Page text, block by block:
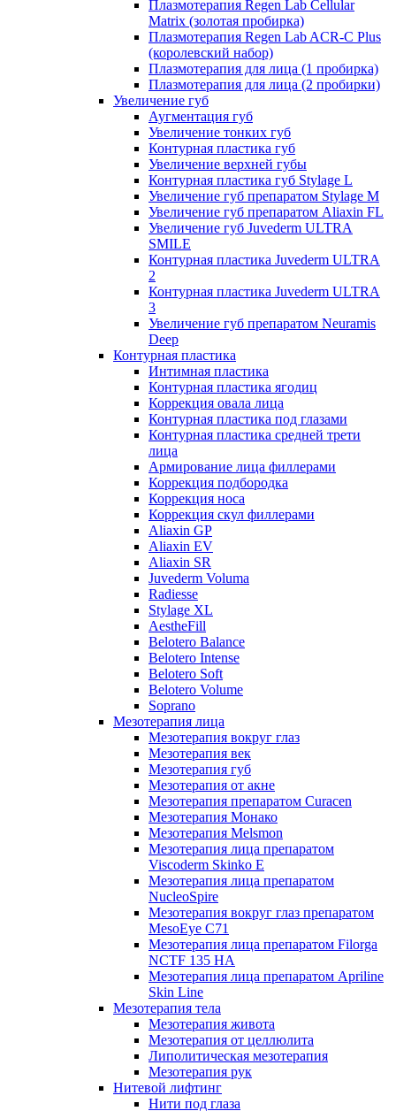
Плазмотерапия Regen Lab Cellular
Matrix (золотая пробирка)
Плазмотерапия Regen Lab ACR-C Plus
(королевский набор)
Плазмотерапия для лица (1 пробирка)
Плазмотерапия для лица (2 пробирки)
Увеличение губ
Аугментация губ
Увеличение тонких губ
Контурная пластика губ
Увеличение верхней губы
Контурная пластика губ Stylage L
Увеличение губ препаратом Stylage M
Увеличение губ препаратом Aliaxin FL
Увеличение губ Juvederm ULTRA
SMILE
Контурная пластика Juvederm ULTRA
2
Контурная пластика Juvederm ULTRA
3
Увеличение губ препаратом Neuramis
Deep
Контурная пластика
Интимная пластика
Контурная пластика ягодиц
Коррекция овала лица
Контурная пластика под глазами
Контурная пластика средней трети
лица
Армирование лица филлерами
Коррекция подбородка
Коррекция носа
Коррекция скул филлерами
Aliaxin GP
Aliaxin EV
Aliaxin SR
Juvederm Voluma
Radiesse
Stylage XL
AestheFill
Belotero Balance
Belotero Intense
Belotero Soft
Belotero Volume
Soprano
Мезотерапия лица
Мезотерапия вокруг глаз
Мезотерапия век
Мезотерапия губ
Мезотерапия от акне
Мезотерапия препаратом Curacen
Мезотерапия Монако
Мезотерапия Melsmon
Мезотерапия лица препаратом
Viscoderm Skinko E
Мезотерапия лица препаратом
NucleoSpire
Мезотерапия вокруг глаз препаратом
MesoEye С71
Мезотерапия лица препаратом Filorga
NCTF 135 HA
Мезотерапия лица препаратом Apriline
Skin Line
Мезотерапия тела
Мезотерапия живота
Мезотерапия от целлюлита
Липолитическая мезотерапия
Мезотерапия рук
Нитевой лифтинг
Нити под глаза